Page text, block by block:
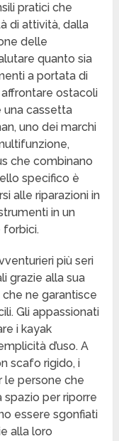
pratici che
di attività, dalla
delle
quanto sia
a portata di
ostacoli
una cassetta
uno dei marchi
che combinano
specifico è
alle riparazioni in
in un
forbici.
più seri
grazie alla sua
ne garantisce
Gli appassionati
i kayak
d’uso. A
scafo rigido, i
le persone che
per riporre
essere sgonfiati
alla loro